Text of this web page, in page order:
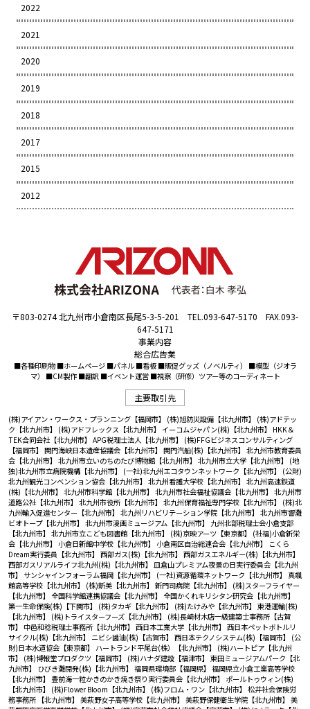
2022
2021
2020
2019
2018
2017
2015
2012
〒803-0274 北九州市小倉南区長尾5-3-5-201 TEL.093-647-5170 FAX.093-
647-5171
事業内容
総合広告業
■各種印刷物 ■ホームページ ■パネル ■看板 ■販促グッズ（ノベルティ） ■模型（ジオラ
マ） ■CM製作 ■翻訳 ■イベント運営 ■視察（研修）ツアー等のコーディネート
主要取引先
(株)アイアン・ワークス・プランニング【福岡市】 (株)旭防災設備【北九州市】 (株)アドテッ
ク【北九州市】 (株)アドフレックス【北九州市】 イーコムジャパン(株)【北九州市】 HKK＆
TEK合同会社【北九州市】 APG税理士法人【北九州市】 (株)FFGビジネスコンサルティング
【福岡市】 関門海峡日本遺産協議会【北九州市】 関門汽船(株)【北九州市】 北九州市教育委員
会【北九州市】 北九州市立いのちのたび博物館【北九州市】 北九州市立大学【北九州市】 (地
独)北九州市立病院機構【北九州市】 (一社)北九州エコタウンネットワーク【北九州市】 (公財)
北九州観光コンベンション協会【北九州市】 北九州看護大学校【北九州市】 北九州高速鉄道
(株)【北九州市】 北九州市科学館【北九州市】 北九州市社会福祉協議会【北九州市】 北九州市
道路公社【北九州市】 北九州市役所【北九州市】 北九州保育福祉専門学校【北九州市】 (株)北
九州輸入促進センター【北九州市】 北九州リハビリテーション学院【北九州市】 北九州市響灘
ビオトープ【北九州市】 北九州市漫画ミュージアム【北九州市】 九州北部税理士会小倉支部
【北九州市】 北九州市立こども図書館【北九州市】 (株)京映アーツ【東京都】 (社福)小倉新栄
会【北九州市】 小倉日新館中学校【北九州市】 小倉南区自治総連合会【北九州市】
こくら
Dream実行委員【北九州市】 西部ガス(株)【北九州市】 西部ガスエネルギー(株)【北九州市】
西部ガスリアルライフ北九州(株)【北九州市】 皿倉山プレミアム夜景の日実行委員会【北九州
市】 サンシャインフォーラム福岡【北九州市】 (一社)資源循環ネットワーク【北九州市】 真颯
館高等学校【北九州市】 (株)新美【北九州市】 新門司病院【北九州市】 (株)スターフライヤー
【北九州市】 全国科学館連携協議会【北九州市】 全国かくれキリシタン研究会【北九州市】
第一生命保険(株)【下関市】 (株)タカギ【北九州市】 (株)たけみや【北九州市】 東港運輸(株)
【北九州市】 (株)トライスターフーズ【北九州市】 (株)長崎材木店一級建築士事務所【古賀
市】 中邑和稔税理士事務所【北九州市】 西日本工業大学【北九州市】 西日本ペットボトルリ
サイクル(株)【北九州市】 ニビシ醤油(株)【古賀市】 西日本テクノシステム(株)【福岡市】 (公
財)日本水道協会【東京都】 ハートランド平尾台(株）【北九州市】 (株)ハートピア【北九州
市】 (株)博報堂プロダクツ【福岡市】 (株)ハナダ建設【福津市】 東田ミュージアムパーク【北
九州市】 ひびき灘開発(株)【北九州市】 福岡県環境部【福岡県】 福岡県立小倉工業高等学校
【北九州市】 豊前海一粒かきのかき焼き祭り実行委員会【北九州市】 ポールトゥウィン(株)
【北九州市】 (株)Flower Bloom【北九州市】 (株)フロム・ワン【北九州市】 松井社会保険労
務事務所 【北九州市】 美萩野女子高等学校【北九州市】 美萩野保健衛生学院【北九州市】 美